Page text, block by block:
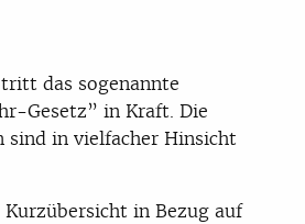
das sogenannte
Gesetz” in Kraft. Die
sind in vielfacher Hinsicht
in Bezug auf